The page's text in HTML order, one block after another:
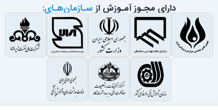
دارای مجـوز آمـوزش از سـازمان‌هـای: